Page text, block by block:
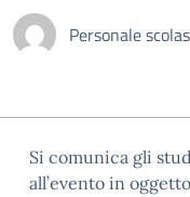
Personale
Si comunica gli
all’evento in